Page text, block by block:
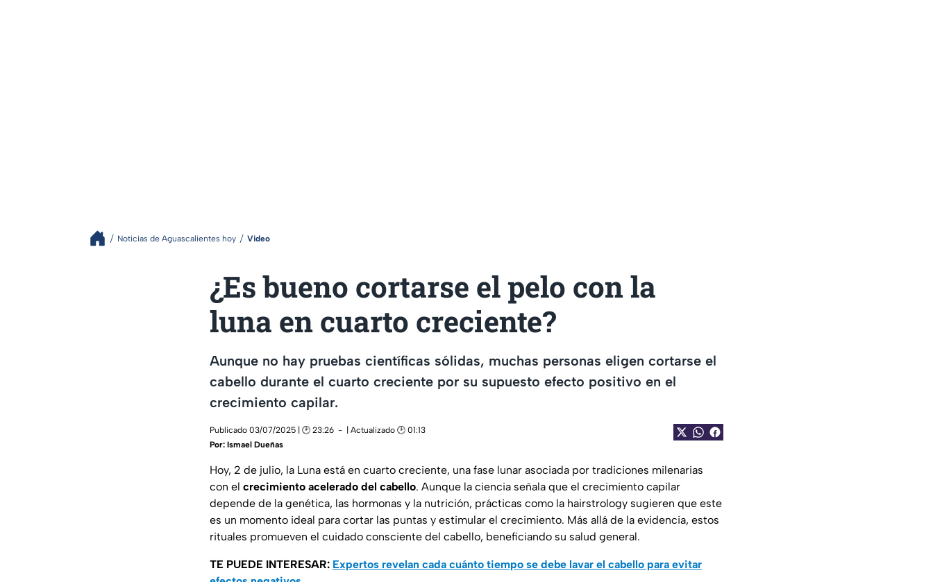
Noticias de Aguascalientes hoy Video
¿Es bueno cortarse el pelo con la
luna en cuarto creciente?
Aunque no hay pruebas científicas sólidas, muchas personas eligen cortarse el
cabello durante el cuarto creciente por su supuesto efecto positivo en el
crecimiento capilar.
Publicado 03/07/2025 | 🕑 23:26
| Actualizado 🕑 01:13
Por: Ismael Dueñas
Hoy, 2 de julio, la Luna está en cuarto creciente, una fase lunar asociada por tradiciones milenarias
con el crecimiento acelerado del cabello. Aunque la ciencia señala que el crecimiento capilar
depende de la genética, las hormonas y la nutrición, prácticas como la hairstrology sugieren que este
es un momento ideal para cortar las puntas y estimular el crecimiento. Más allá de la evidencia, estos
rituales promueven el cuidado consciente del cabello, beneficiando su salud general.
TE PUEDE INTERESAR: Expertos revelan cada cuánto tiempo se debe lavar el cabello para evitar